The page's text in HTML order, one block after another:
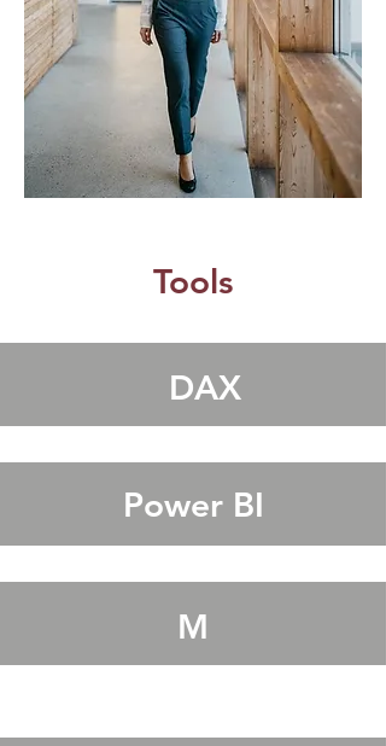
Tools
DAX
Power BI
M